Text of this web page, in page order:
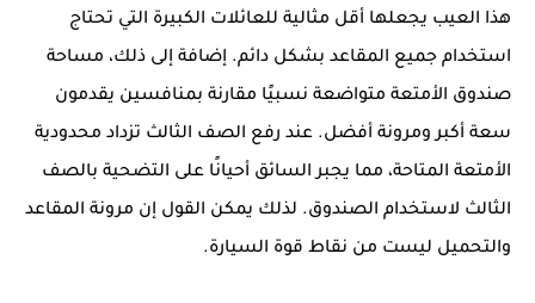
هذا العيب يجعلها أقل مثالية للعائلات الكبيرة التي تحتاج
استخدام جميع المقاعد بشكل دائم. إضافة إلى ذلك، مساحة
صندوق الأمتعة متواضعة نسبيًا مقارنة بمنافسين يقدمون
سعة أكبر ومرونة أفضل. عند رفع الصف الثالث تزداد محدودية
الأمتعة المتاحة، مما يجبر السائق أحيانًا على التضحية بالصف
الثالث لاستخدام الصندوق. لذلك يمكن القول إن مرونة المقاعد
والتحميل ليست من نقاط قوة السيارة.